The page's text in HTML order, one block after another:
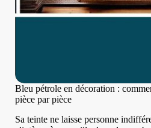
Bleu pétrole en décoration :
pièce par pièce
Sa teinte ne laisse personne